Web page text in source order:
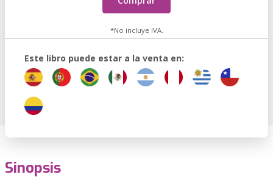
*No incluye IVA.
Este libro puede estar a la venta en:
Sinopsis